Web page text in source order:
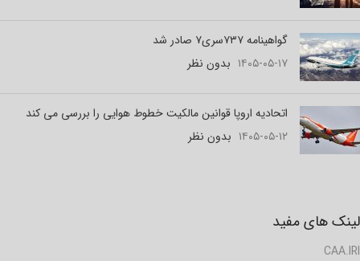
گواهینامه ۷۳۷سری۷ صادر شد
۱۴۰۵-۰۵-۱۷ بدون نظر
اتحادیه اروپا قوانین مالکیت خطوط هوایی را بررسی می کند
۱۴۰۵-۰۵-۱۲ بدون نظر
لینک های مفید
CAA.IRI